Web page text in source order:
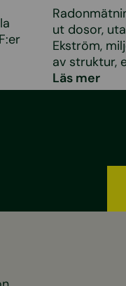
ut dosor,
Ekström,
av struktur,
Läs mer